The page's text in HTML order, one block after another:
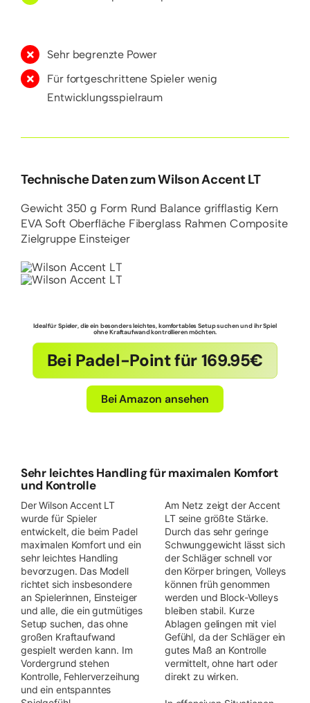
Sehr begrenzte Power
Für fortgeschrittene Spieler wenig
Entwicklungsspielraum
Technische Daten zum Wilson Accent LT
Gewicht 350 g Form Rund Balance grifflastig Kern
EVA SoftOberfläche Fiberglass Rahmen Composite
Zielgruppe Einsteiger
Ideal für Spieler, die ein besonders leichtes, komfortables Setup suchen und ihr Spiel
ohne Kraftaufwand kontrollieren möchten.
Bei Padel-Point für 169.95€
Bei Amazon ansehen
Sehr leichtes Handling für maximalen Komfort
und Kontrolle
Der Wilson Accent LT
wurde für Spieler
entwickelt, die beim Padel
maximalen Komfort und ein
sehr leichtes Handling
bevorzugen. Das Modell
richtet sich insbesondere
an Spielerinnen, Einsteiger
und alle, die ein gutmütiges
Setup suchen, das ohne
großen Kraftaufwand
gespielt werden kann. Im
Vordergrund stehen
Kontrolle, Fehlerverzeihung
und ein entspanntes
Am Netz zeigt der Accent
LT seine größte Stärke.
Durch das sehr geringe
Schwunggewicht lässt sich
der Schläger schnell vor
den Körper bringen, Volleys
können früh genommen
werden und Block-Volleys
bleiben stabil. Kurze
Ablagen gelingen mit viel
Gefühl, da der Schläger ein
gutes Maß an Kontrolle
vermittelt, ohne hart oder
direkt zu wirken.